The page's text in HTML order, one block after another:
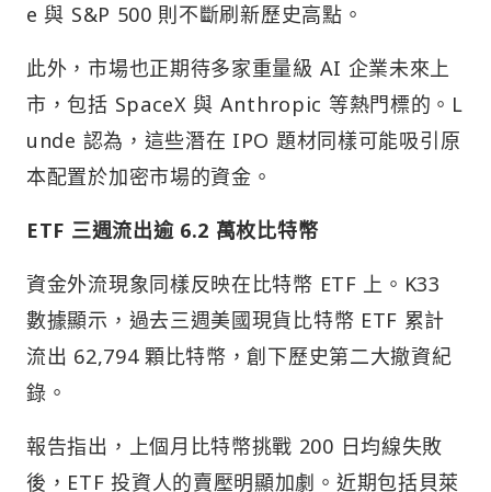
e 與 S&P 500 則不斷刷新歷史高點。
此外，市場也正期待多家重量級 AI 企業未來上
市，包括 SpaceX 與 Anthropic 等熱門標的。L
unde 認為，這些潛在 IPO 題材同樣可能吸引原
本配置於加密市場的資金。
ETF 三週流出逾 6.2 萬枚比特幣
資金外流現象同樣反映在比特幣 ETF 上。K33
數據顯示，過去三週美國現貨比特幣 ETF 累計
流出 62,794 顆比特幣，創下歷史第二大撤資紀
錄。
報告指出，上個月比特幣挑戰 200 日均線失敗
後，ETF 投資人的賣壓明顯加劇。近期包括貝萊